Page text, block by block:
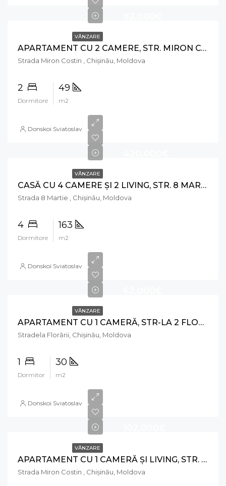
VÂNZARE
APARTAMENT CU 2 CAMERE, STR. MIRON COSTIN, RÂȘCANI
Strada Miron Costin , Chișinău, Moldova
2
Dormitore
49
m2
Donskoi Sviatoslav
VÂNZARE
CASĂ CU 4 CAMERE ŞI 2 LIVING, STR. 8 MARTIE, RÂȘCANI
Strada 8 Martie , Chișinău, Moldova
4
Dormitore
163
m2
Donskoi Sviatoslav
VÂNZARE
APARTAMENT CU 1 CAMERĂ, STR-LA 2 FLORĂRII, RÂȘCANI
Stradela Florării, Chișinău, Moldova
1
Dormitor
30
m2
Donskoi Sviatoslav
VÂNZARE
APARTAMENT CU 1 CAMERĂ ȘI LIVING, STR. MIRON COSTIN, RÂȘCANI
Strada Miron Costin , Chișinău, Moldova